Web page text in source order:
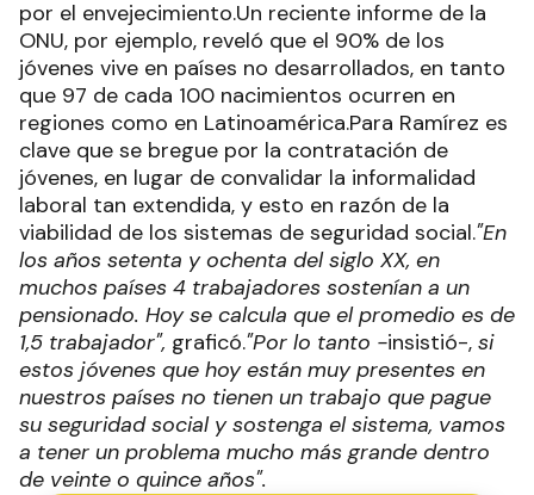
por el envejecimiento.Un reciente informe de la
ONU, por ejemplo, reveló que el 90% de los
jóvenes vive en países no desarrollados, en tanto
que 97 de cada 100 nacimientos ocurren en
regiones como en Latinoamérica.Para Ramírez es
clave que se bregue por la contratación de
jóvenes, en lugar de convalidar la informalidad
laboral tan extendida, y esto en razón de la
viabilidad de los sistemas de seguridad social."En
los años setenta y ochenta del siglo XX, en
muchos países 4 trabajadores sostenían a un
pensionado. Hoy se calcula que el promedio es de
1,5 trabajador", graficó."Por lo tanto -insistió-, si
estos jóvenes que hoy están muy presentes en
nuestros países no tienen un trabajo que pague
su seguridad social y sostenga el sistema, vamos
a tener un problema mucho más grande dentro
de veinte o quince años".